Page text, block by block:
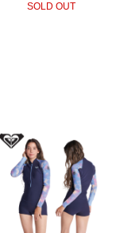
SOLD OUT